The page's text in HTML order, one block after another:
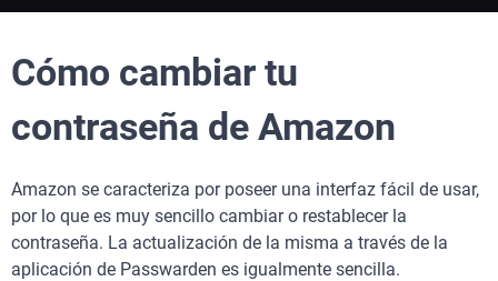
Cómo cambiar tu
contraseña de Amazon
Amazon se caracteriza por poseer una interfaz fácil de usar,
por lo que es muy sencillo cambiar o restablecer la
contraseña. La actualización de la misma a través de la
aplicación de Passwarden es igualmente sencilla.